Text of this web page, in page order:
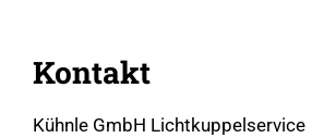
Kontakt
Kühnle GmbH Lichtkuppelservice